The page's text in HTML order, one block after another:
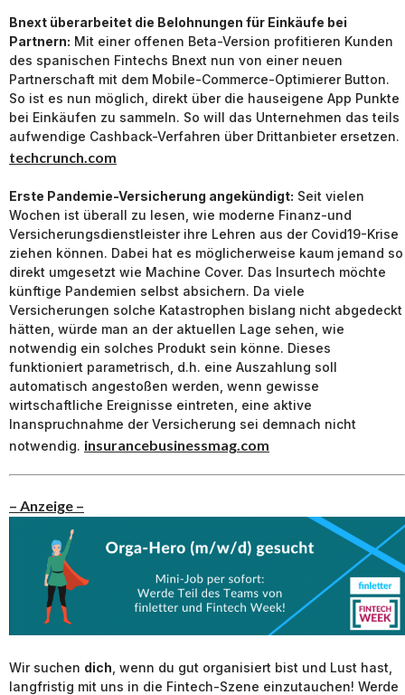
Bnext überarbeitet die Belohnungen für Einkäufe bei
Partnern: Mit einer offenen Beta-Version profitieren Kunden
des spanischen Fintechs Bnext nun von einer neuen
Partnerschaft mit dem Mobile-Commerce-Optimierer Button.
So ist es nun möglich, direkt über die hauseigene App Punkte
bei Einkäufen zu sammeln. So will das Unternehmen das teils
aufwendige Cashback-Verfahren über Drittanbieter ersetzen.
techcrunch.com
Erste Pandemie-Versicherung angekündigt: Seit vielen
Wochen ist überall zu lesen, wie moderne Finanz-und
Versicherungsdienstleister ihre Lehren aus der Covid19-Krise
ziehen können. Dabei hat es möglicherweise kaum jemand so
direkt umgesetzt wie Machine Cover. Das Insurtech möchte
künftige Pandemien selbst absichern. Da viele
Versicherungen solche Katastrophen bislang nicht abgedeckt
hätten, würde man an der aktuellen Lage sehen, wie
notwendig ein solches Produkt sein könne. Dieses
funktioniert parametrisch, d.h. eine Auszahlung soll
automatisch angestoßen werden, wenn gewisse
wirtschaftliche Ereignisse eintreten, eine aktive
Inanspruchnahme der Versicherung sei demnach nicht
notwendig. insurancebusinessmag.com
– Anzeige –
Wir suchen dich , wenn du gut organisiert bist und Lust hast,
langfristig mit uns in die Fintech-Szene einzutauchen! Werde